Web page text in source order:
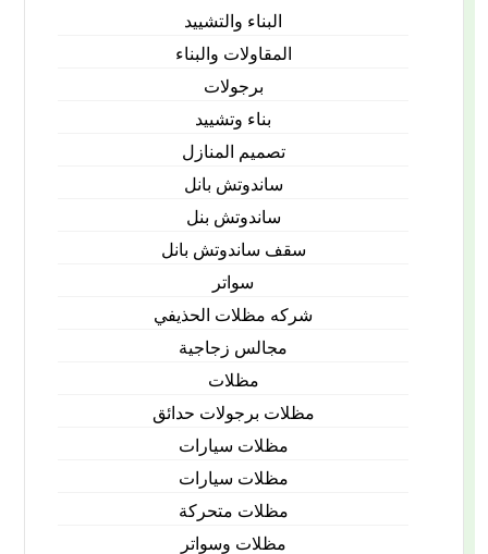
البناء والتشييد
المقاولات والبناء
برجولات
بناء وتشييد
تصميم المنازل
ساندوتش بانل
ساندوتش بنل
سقف ساندوتش بانل
سواتر
شركه مظلات الحذيفي
مجالس زجاجية
مظلات
مظلات برجولات حدائق
مظلات سيارات
مظلات سيارات
مظلات متحركة
مظلات وسواتر